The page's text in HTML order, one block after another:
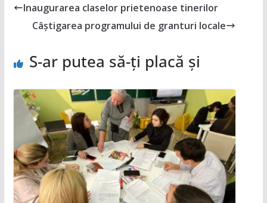
Inaugurarea claselor prietenoase tinerilor
Câștigarea programului de granturi locale
S-ar putea să-ți placă și